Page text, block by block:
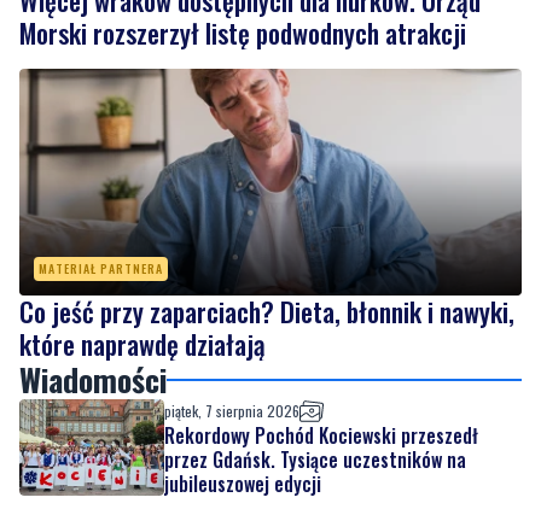
Morski rozszerzył listę podwodnych atrakcji
MATERIAŁ PARTNERA
Co jeść przy zaparciach? Dieta, błonnik i nawyki,
które naprawdę działają
Wiadomości
piątek, 7 sierpnia 2026
Rekordowy Pochód Kociewski przeszedł
przez Gdańsk. Tysiące uczestników na
jubileuszowej edycji